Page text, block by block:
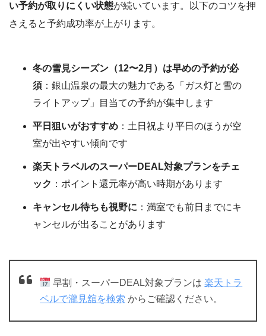
い予約が取りにくい状態が続いています。以下のコツを押
さえると予約成功率が上がります。
冬の雪見シーズン（12〜2月）は早めの予約が必
須 ：銀山温泉の最大の魅力である「ガス灯と雪の
ライトアップ」目当ての予約が集中します
平日狙いがおすすめ ：土日祝より平日のほうが空
室が出やすい傾向です
楽天トラベルのスーパーDEAL対象プランをチェ
ック ：ポイント還元率が高い時期があります
キャンセル待ちも視野に ：満室でも前日までにキ
ャンセルが出ることがあります
早割・スーパーDEAL対象プランは楽天トラ
ベルで瀧見舘を検索 からご確認ください。